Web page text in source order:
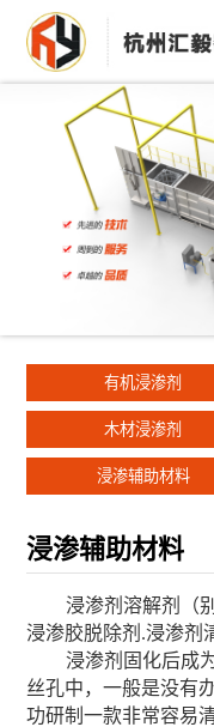
有机浸渗剂
木材浸渗剂
浸渗辅助材料
浸渗辅助材料
浸渗剂溶解剂（
浸渗胶脱除剂.浸渗剂
浸渗剂固化后成
丝孔中，一般是没有
功研制一款非常容易